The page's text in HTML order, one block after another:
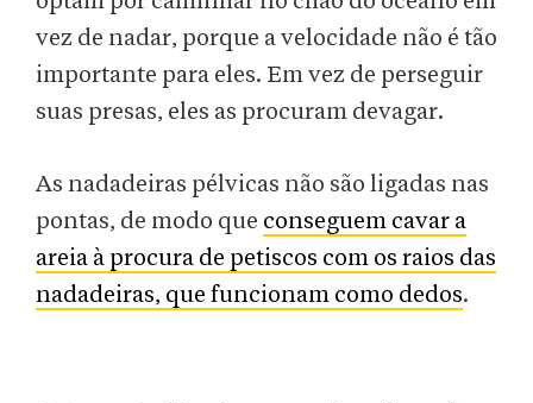
vez de nadar, porque a velocidade não é tão
importante para eles. Em vez de perseguir
suas presas, eles as procuram devagar.
As nadadeiras pélvicas não são ligadas nas
pontas, de modo que conseguem cavar a
areia à procura de petiscos com os raios das
nadadeiras, que funcionam como dedos.